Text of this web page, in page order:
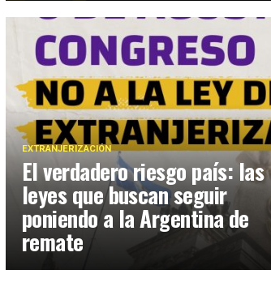
EXTRANJERIZACIÓN
El verdadero riesgo país: las
leyes que buscan seguir
poniendo a la Argentina de
remate